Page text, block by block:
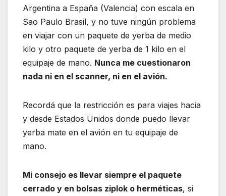
Argentina a España (Valencia) con escala en
Sao Paulo Brasil, y no tuve ningún problema
en viajar con un paquete de yerba de medio
kilo y otro paquete de yerba de 1 kilo en el
equipaje de mano. Nunca me cuestionaron
nada ni en el scanner, ni en el avión.
Recordá que la restricción es para viajes hacia
y desde Estados Unidos donde puedo llevar
yerba mate en el avión en tu equipaje de
mano.
Mi consejo es llevar siempre el paquete
cerrado y en bolsas ziplok o herméticas, si